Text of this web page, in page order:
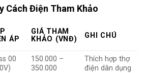
Cách Điện Tham Khảo
ÁP
GIÁ THAM
KHẢO (VNĐ)
GHI CHÚ
00
150.000 –
350.000
Thích hợp thợ
điện dân dụng